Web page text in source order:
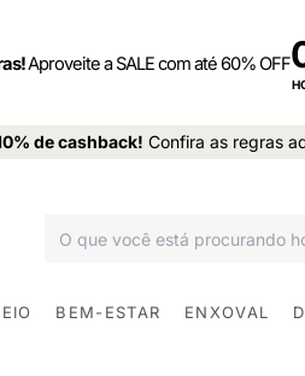
Aproveite a SALE com até 60% OFF
de cashback! Confira as regras
BEM-ESTAR ENXOVAL